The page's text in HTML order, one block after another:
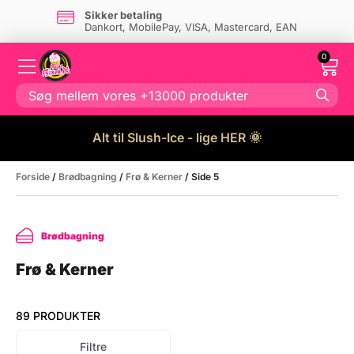
Dansk firma
- og eget lager i Danmark
0
Alt til Slush-Ice - lige HER 🌞
Forside / Brødbagning / Frø & Kerner / Side 5
Brødbagning
Frø & Kerner
89 PRODUKTER
Filtre